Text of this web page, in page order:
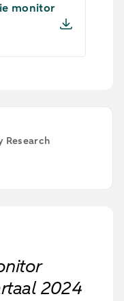
monitor
Research
2024